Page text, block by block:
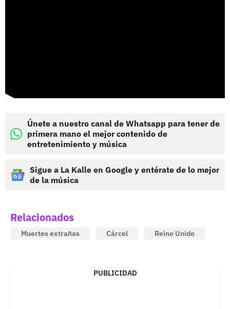
Únete a nuestro canal de Whatsapp para tener de
primera mano el mejor contenido de
entretenimiento y música
Sigue a La Kalle en Google y entérate de lo mejor
de la música
Relacionados
Muertes extrañas Cárcel Reino Unido
PUBLICIDAD